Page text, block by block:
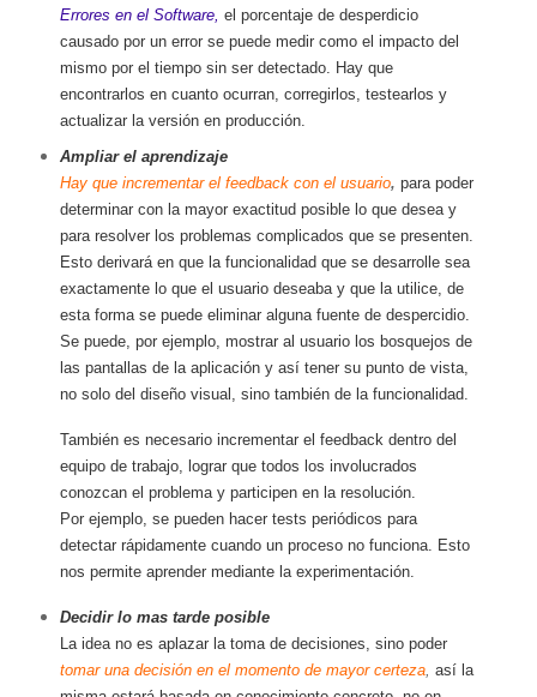
Errores en el Software, el porcentaje de desperdicio
causado por un error se puede medir como el impacto del
mismo por el tiempo sin ser detectado. Hay que
encontrarlos en cuanto ocurran, corregirlos, testearlos y
actualizar la versión en producción.
Ampliar el aprendizaje
Hay que incrementar el feedback con el usuario, para poder
determinar con la mayor exactitud posible lo que desea y
para resolver los problemas complicados que se presenten.
Esto derivará en que la funcionalidad que se desarrolle sea
exactamente lo que el usuario deseaba y que la utilice, de
esta forma se puede eliminar alguna fuente de despercidio.
Se puede, por ejemplo, mostrar al usuario los bosquejos de
las pantallas de la aplicación y así tener su punto de vista,
no solo del diseño visual, sino también de la funcionalidad.
También es necesario incrementar el feedback dentro del
equipo de trabajo, lograr que todos los involucrados
conozcan el problema y participen en la resolución.
Por ejemplo, se pueden hacer tests periódicos para
detectar rápidamente cuando un proceso no funciona. Esto
nos permite aprender mediante la experimentación.
Decidir lo mas tarde posible
La idea no es aplazar la toma de decisiones, sino poder
tomar una decisión en el momento de mayor certeza, así la